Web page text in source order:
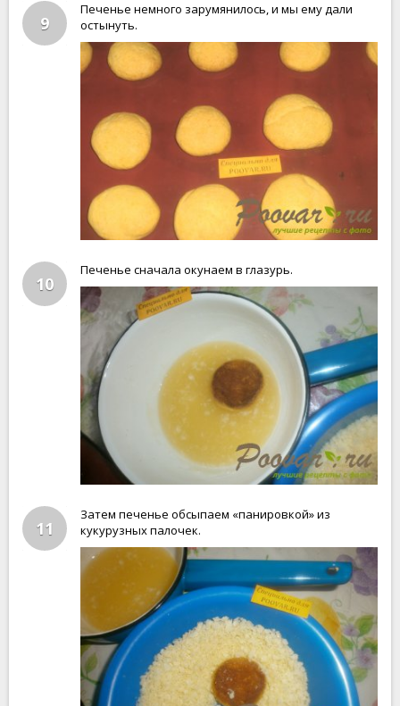
9
Печенье немного зарумянилось, и мы ему дали
остынуть.
10
Печенье сначала окунаем в глазурь.
11
Затем печенье обсыпаем «панировкой» из
кукурузных палочек.